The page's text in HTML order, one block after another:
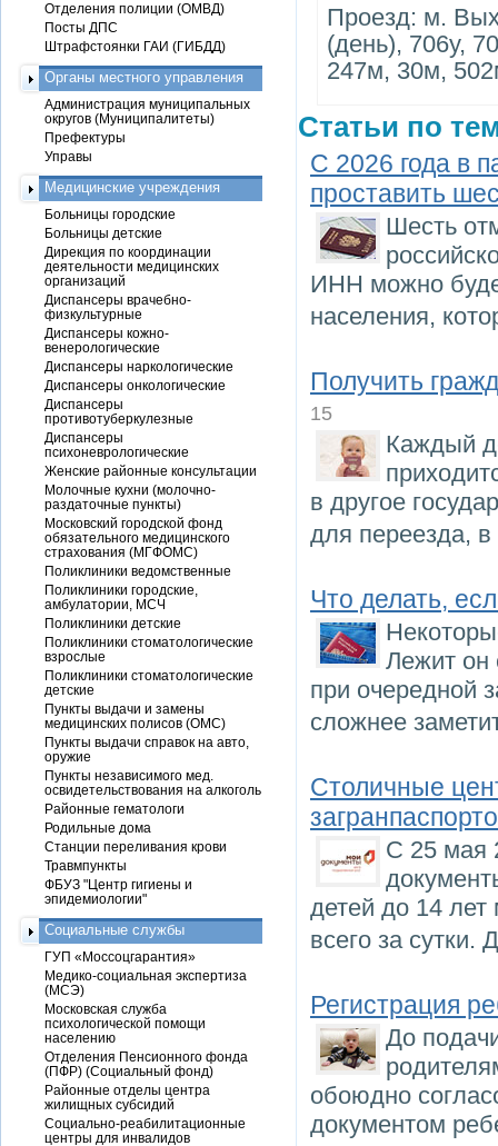
Проезд: м.
(день), 706у,
247м, 30м,
Статьи по
С 2026 года в
проставить
Шесть
ИНН можно
населения,
Получить
15
Каждый
в другое
для переезда,
Что делать,
Лежит он
при очередной
сложнее
Столичные
С 25 мая
детей до 14 лет
всего за
Регистрация
До
обоюдно
документом
Отделения полиции (ОМВД)
Посты ДПС
Штрафстоянки ГАИ (ГИБДД)
Органы местного управления
Администрация муниципальных
округов (Муниципалитеты)
Префектуры
Управы
Медицинские учреждения
Больницы городские
Больницы детские
Дирекция по координации
деятельности медицинских
организаций
Диспансеры врачебно-
физкультурные
Диспансеры кожно-
венерологические
Диспансеры наркологические
Диспансеры онкологические
Диспансеры
противотуберкулезные
Диспансеры
психоневрологические
Женские районные консультации
Молочные кухни (молочно-
раздаточные пункты)
Московский городской фонд
обязательного медицинского
страхования (МГФОМС)
Поликлиники ведомственные
Поликлиники городские,
амбулатории, МСЧ
Поликлиники детские
Поликлиники стоматологические
взрослые
Поликлиники стоматологические
детские
Пункты выдачи и замены
медицинских полисов (ОМС)
Пункты выдачи справок на авто,
оружие
Пункты независимого мед.
освидетельствования на алкоголь
Районные гематологи
Родильные дома
Станции переливания крови
Травмпункты
ФБУЗ "Центр гигиены и
эпидемиологии"
Социальные службы
ГУП «Моссоцгарантия»
Медико-социальная экспертиза
(МСЭ)
Московская служба
психологической помощи
населению
Отделения Пенсионного фонда
(ПФР) (Социальный фонд)
Районные отделы центра
жилищных субсидий
Социально-реабилитационные
центры для инвалидов